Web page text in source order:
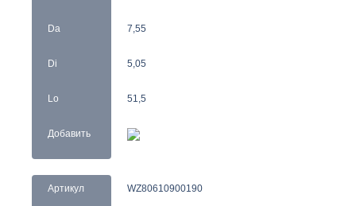
Da
Di
Lo
Добавить
7,55
5,05
51,5
Артикул WZ80610900190